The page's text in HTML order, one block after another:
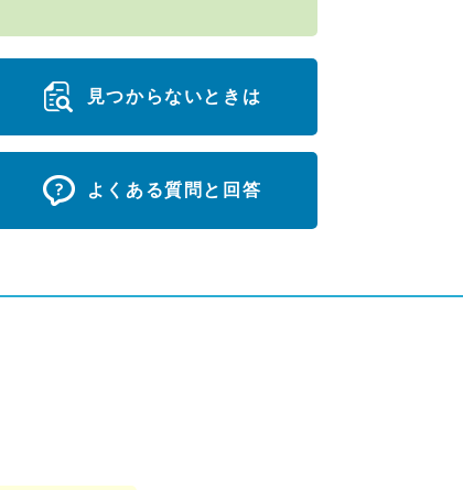
見つからないときは
よくある質問と回答